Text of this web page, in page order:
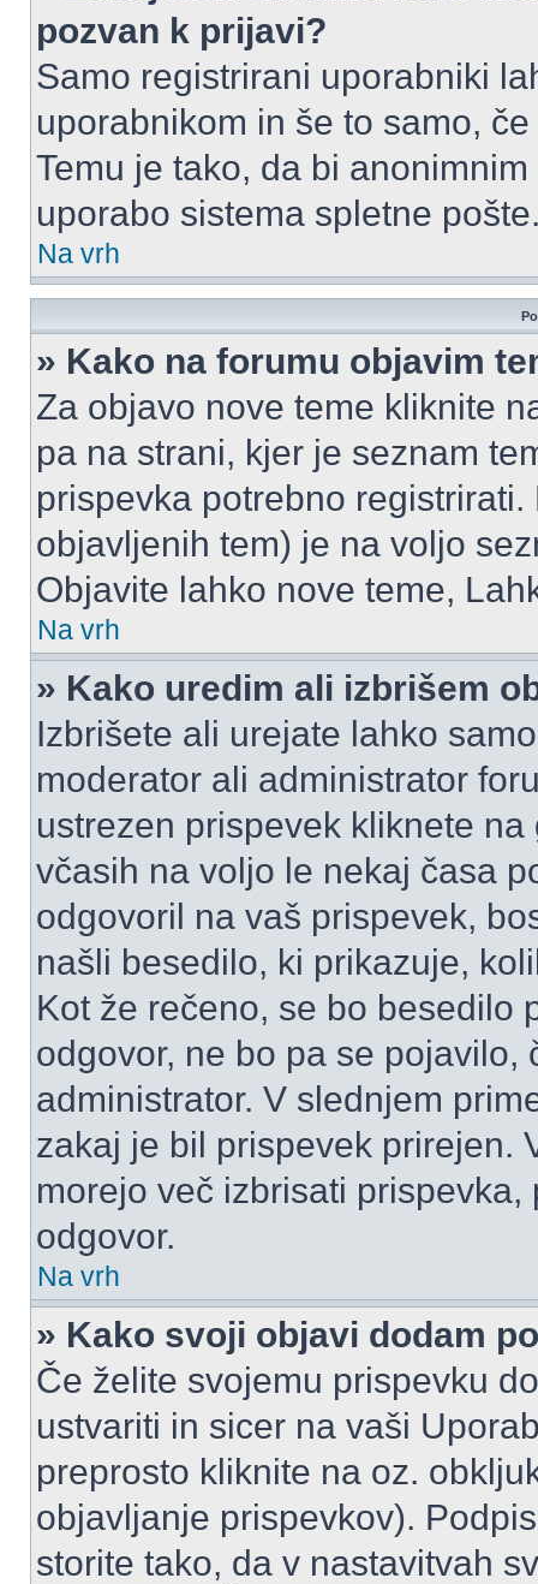
pozvan k prijavi?
Samo registrirani uporabniki
uporabnikom in še to samo,
Temu je tako, da bi
uporabo sistema spletne
Na vrh
» Kako na forumu objavim
Za objavo nove teme kliknite
pa na strani, kjer je seznam
prispevka potrebno
objavljenih tem) je na voljo
Objavite lahko nove teme,
Na vrh
» Kako uredim ali izbrišem
Izbrišete ali urejate lahko
moderator ali administrator
ustrezen prispevek kliknete
včasih na voljo le nekaj časa
odgovoril na vaš prispevek,
našli besedilo, ki prikazuje,
Kot že rečeno, se bo besedilo
odgovor, ne bo pa se
administrator. V slednjem
zakaj je bil prispevek prirejen.
morejo več izbrisati
odgovor.
Na vrh
» Kako svoji objavi dodam
Če želite svojemu prispevku
ustvariti in sicer na vaši
preprosto kliknite na oz.
objavljanje prispevkov).
storite tako, da v nastavitvah